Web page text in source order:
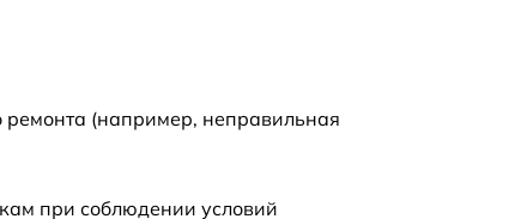
ремонта (например, неправильная
при соблюдении условий